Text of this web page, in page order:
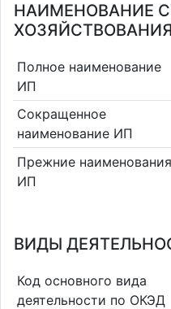
НАИМЕНОВАНИЕ
ХОЗЯЙСТВОВАНИЯ
Полное наименование
ИП
Сокращенное
наименование ИП
Прежние наименования
ИП
ВИДЫ
Код основного вида
деятельности по ОКЭД